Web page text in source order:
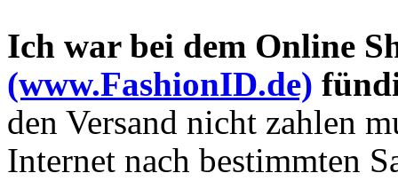
Ich war bei dem Online
(www.FashionID.de)
den Versand nicht zahlen
Internet nach bestimmten